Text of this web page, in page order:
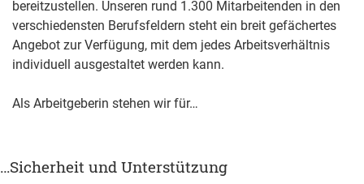
bereitzustellen. Unseren rund 1.300 Mitarbeitenden in den
verschiedensten Berufsfeldern steht ein breit gefächertes
Angebot zur Verfügung, mit dem jedes Arbeitsverhältnis
individuell ausgestaltet werden kann.
Als Arbeitgeberin stehen wir für…
…Sicherheit und Unterstützung